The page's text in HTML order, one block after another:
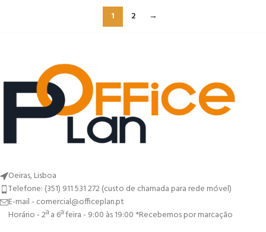
1 2 →
Oeiras, Lisboa
Telefone: (351) 911 531 272 (custo de chamada para rede móvel)
E-mail - comercial@officeplan.pt
Horário - 2ª a 6ª feira - 9:00 às 19:00 *Recebemos por marcação